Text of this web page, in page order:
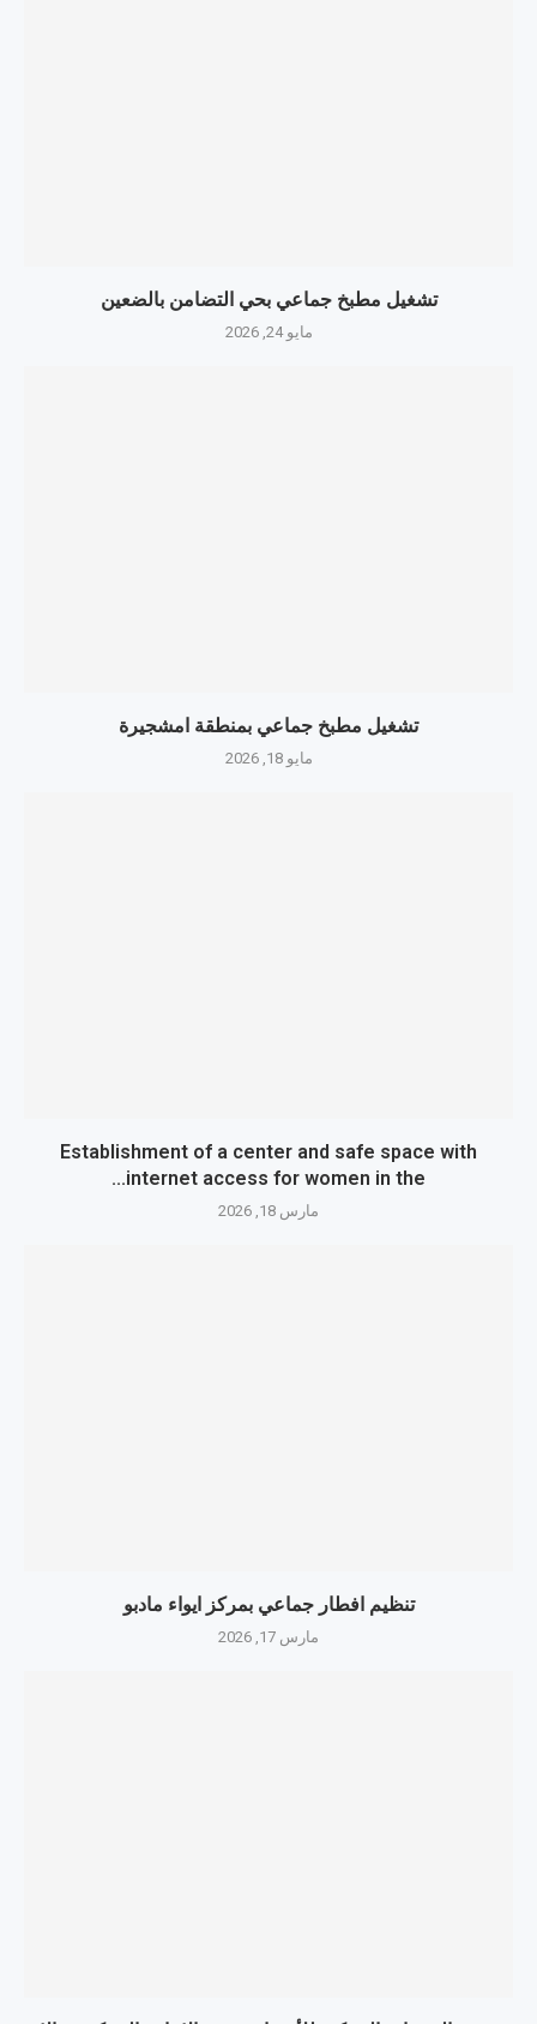
تشغيل مطبخ جماعي بحي التضامن بالضعين
مايو 24, 2026
تشغيل مطبخ جماعي بمنطقة امشجيرة
مايو 18, 2026
Establishment of a center and safe space with
internet access for women in the...
مارس 18, 2026
تنظيم افطار جماعي بمركز ايواء مادبو
مارس 17, 2026